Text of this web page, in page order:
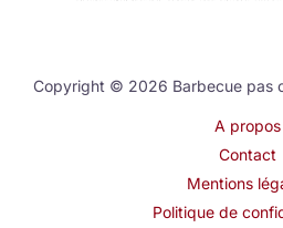
Copyright © 2026 Barbecue pas
A propos
Contact
Mentions
Politique de